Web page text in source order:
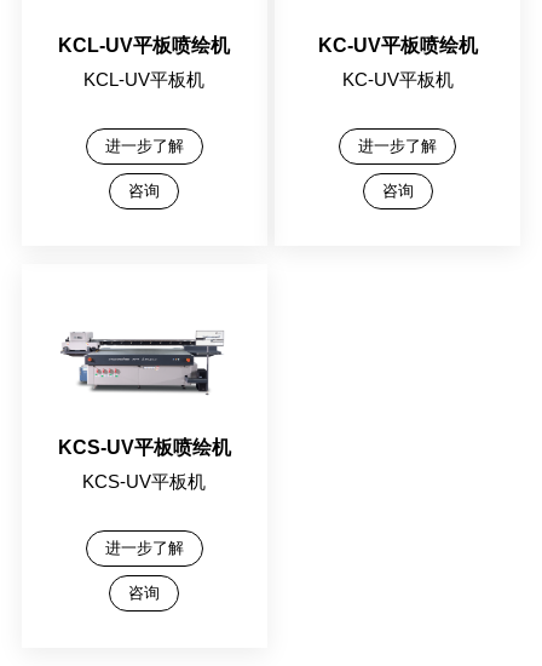
KCL-UV平板喷绘机
KCL-UV平板机
进一步了解
咨询
KC-UV平板喷绘机
KC-UV平板机
进一步了解
咨询
KCS-UV平板喷绘机
KCS-UV平板机
进一步了解
咨询